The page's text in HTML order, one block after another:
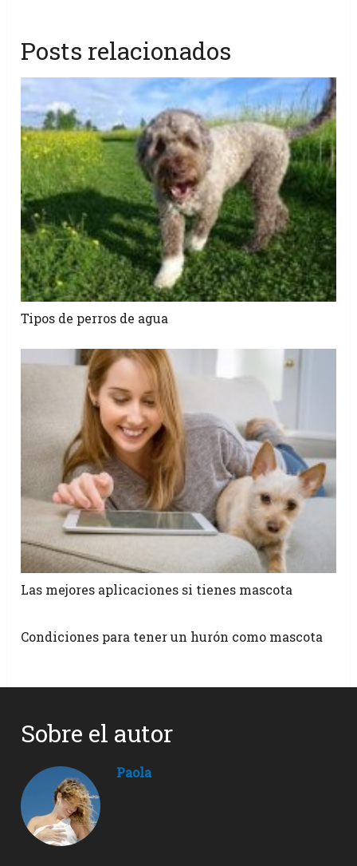
Posts relacionados
Tipos de perros de agua
Las mejores aplicaciones si tienes mascota
Condiciones para tener un hurón como mascota
Sobre el autor
Paola